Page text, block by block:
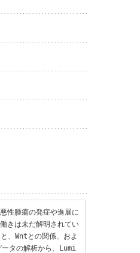
性腫瘍の発症や進展に
きは未だ解明されてい
、Wntとの関係、およ
タの解析から、Lumi